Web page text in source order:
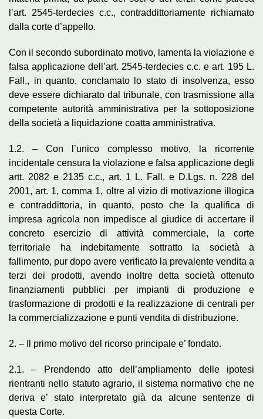
l’art. 2545-terdecies c.c., contraddittoriamente richiamato
dalla corte d’appello.
Con il secondo subordinato motivo, lamenta la violazione e
falsa applicazione dell’art. 2545-terdecies c.c. e art. 195 L.
Fall., in quanto, conclamato lo stato di insolvenza, esso
deve essere dichiarato dal tribunale, con trasmissione alla
competente autorità amministrativa per la sottoposizione
della società a liquidazione coatta amministrativa.
1.2. – Con l’unico complesso motivo, la ricorrente
incidentale censura la violazione e falsa applicazione degli
artt. 2082 e 2135 c.c., art. 1 L. Fall. e D.Lgs. n. 228 del
2001, art. 1, comma 1, oltre al vizio di motivazione illogica
e contraddittoria, in quanto, posto che la qualifica di
impresa agricola non impedisce al giudice di accertare il
concreto esercizio di attività commerciale, la corte
territoriale ha indebitamente sottratto la società a
fallimento, pur dopo avere verificato la prevalente vendita a
terzi dei prodotti, avendo inoltre detta società ottenuto
finanziamenti pubblici per impianti di produzione e
trasformazione di prodotti e la realizzazione di centrali per
la commercializzazione e punti vendita di distribuzione.
2. – Il primo motivo del ricorso principale e’ fondato.
2.1. – Prendendo atto dell’ampliamento delle ipotesi
rientranti nello statuto agrario, il sistema normativo che ne
deriva e’ stato interpretato già da alcune sentenze di
questa Corte.